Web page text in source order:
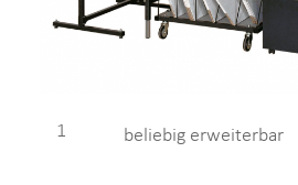
1 beliebig erweiterbar